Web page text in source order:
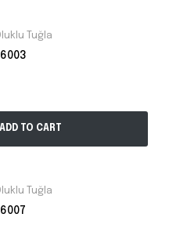
Tuğla
ADD TO CART
Tuğla